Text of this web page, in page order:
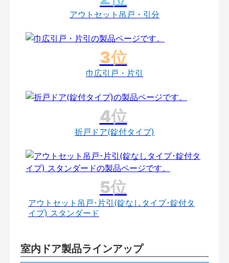
アウトセット吊戸・引分
巾広引戸・片引
折戸ドア(錠付タイプ)
アウトセット吊戸･片引(錠なしタイプ･錠付タ
イプ) スタンダード
室内ドア製品ラインアップ